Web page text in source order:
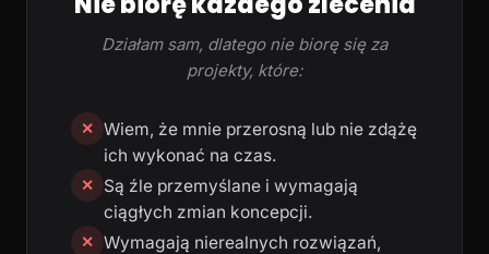
Działam sam, dlatego nie biorę się za
projekty, które:
✕ Wiem, że mnie przerosną lub nie zdążę
ich wykonać na czas.
✕
Są źle przemyślane i wymagają
ciągłych zmian koncepcji.
✕ Wymagają nierealnych rozwiązań,